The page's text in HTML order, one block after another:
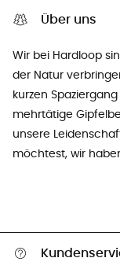
Über uns
Wir bei Hardloop
der Natur
kurzen
mehrtätige
unsere
möchtest, wir